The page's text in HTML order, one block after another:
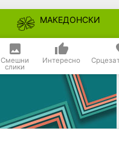
МАКЕДОНСКИ
НЕСЕКОЈДНЕВНИ
Смешни
слики
Интересно